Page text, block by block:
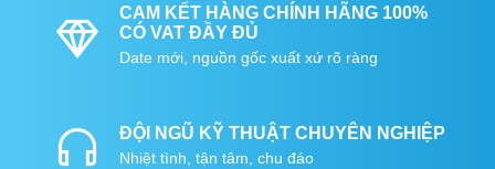
CAM KẾT HÀNG CHÍNH HÃNG 100%
CÓ VAT ĐẦY ĐỦ
Date mới, nguồn gốc xuất xứ rõ ràng
ĐỘI NGŨ KỸ THUẬT CHUYÊN NGHIỆP
Nhiệt tình, tận tâm, chu đáo